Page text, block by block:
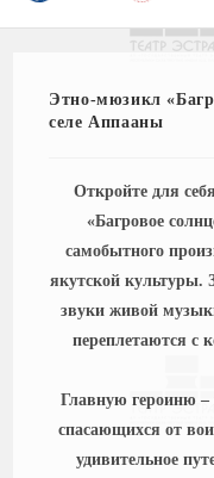
Этно-мюзикл
селе Аппааны
Откройте для
«Багровое
самобытного
якутской культуры.
звуки живой
переплетаются с
Главную героиню
спасающихся от
удивительное